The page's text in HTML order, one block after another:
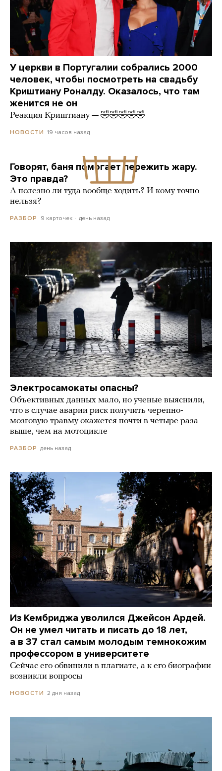
У церкви в Португалии собрались 2000
человек, чтобы посмотреть на свадьбу
Криштиану Роналду. Оказалось, что там
женится не он
Реакция Криштиану — 🤣🤣🤣🤣🤣
НОВОСТИ 19 часов назад
Говорят, баня помогает пережить жару.
Это правда?
А полезно ли туда вообще ходить? И кому точно
нельзя?
РАЗБОР 9 карточек день назад
Электросамокаты опасны?
Объективных данных мало, но ученые выяснили,
что в случае аварии риск получить черепно-
мозговую травму окажется почти в четыре раза
выше, чем на мотоцикле
РАЗБОР день назад
Из Кембриджа уволился Джейсон Ардей.
Он не умел читать и писать до 18 лет,
а в 37 стал самым молодым темнокожим
профессором в университете
Сейчас его обвинили в плагиате, а к его биографии
возникли вопросы
НОВОСТИ 2 дня назад